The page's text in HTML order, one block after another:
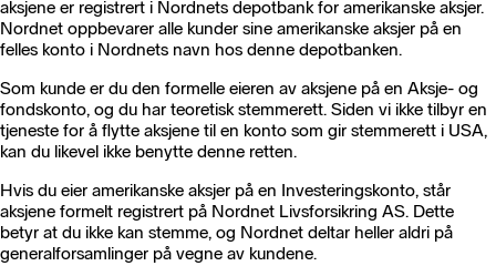
aksjene er registrert i Nordnets depotbank for amerikanske aksjer.
Nordnet oppbevarer alle kunder sine amerikanske aksjer på en
felles konto i Nordnets navn hos denne depotbanken.
Som kunde er du den formelle eieren av aksjene på en Aksje- og
fondskonto, og du har teoretisk stemmerett. Siden vi ikke tilbyr en
tjeneste for å flytte aksjene til en konto som gir stemmerett i USA,
kan du likevel ikke benytte denne retten.
Hvis du eier amerikanske aksjer på en Investeringskonto, står
aksjene formelt registrert på Nordnet Livsforsikring AS. Dette
betyr at du ikke kan stemme, og Nordnet deltar heller aldri på
generalforsamlinger på vegne av kundene.